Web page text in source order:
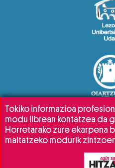
Tokiko informazioa
modu librean kontatzea da
Horretarako zure ekarpena
maitatzeko modurik